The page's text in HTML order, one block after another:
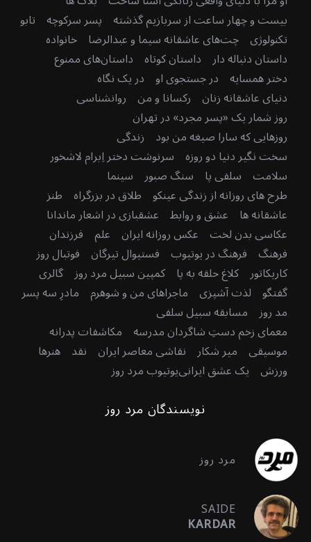
بیست و چهار ساعت از سربازیم گذشته پسر سرکوچه تابو
تکنولوژی چت‌های عاشقانه سیما و عبدالرضا خانواده
داستان دنباله دار داستان کوتاه داستان‌های ممنوع
دختر همسایه در جستجوی او در یک نگاه
دنیای عاشقانه زنان رکسانا و من روانشناسی
روز شمار یک «پسر مجرد» در تهران
روزهایی که سارا صیغه من بود زندگی
سخت نگیر دنیا دو روزه سرنوشت دختر اِبرام لاشخور
سلامت سلفی پا سنگ صبور سینما
طرح های روزانه از زندگی عینکو طلاق در بزرگراه طنز
عاشقانه ها عشق و روابط عشقبازی در اشعار ماندانا
عکاسی بدن لخت عکس روزانه ایران علم فرزندان
فرهنگ فرهنگ در یوتیوب فستیوال تیرگان فوتبال روز
کاریکاتور کلاغ حلقه به پا کمپین سبیل مرد روز گالری
گفتگو لذت آشپزی ماجراهای من و شوهرم مادرِ سه پسر
مد روز مسابقه سبیل سلفی
معمای زخم دستِ شاگردان مدرسه مکاشفات پدرانه
موسیقی میر شکار نقاشی معاصر ایران نقد هنرها
ورزش یک عشق ایرانییوتیوب مرد روز
نویسندگان مرد روز
مرد روز
SAIDE
KARDAR